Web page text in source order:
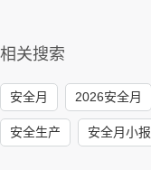
相关搜索
安全月 2026安全月
安全生产 安全月小报